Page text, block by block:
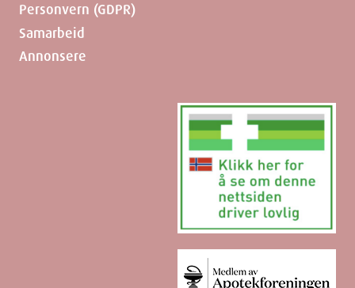
Personvern (GDPR)
Samarbeid
Annonsere